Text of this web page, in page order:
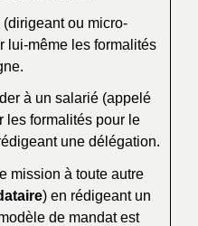
(dirigeant ou micro-
lui-même les formalités
à un salarié (appelé
les formalités pour le
une délégation.
mission à toute autre
) en rédigeant un
de mandat est